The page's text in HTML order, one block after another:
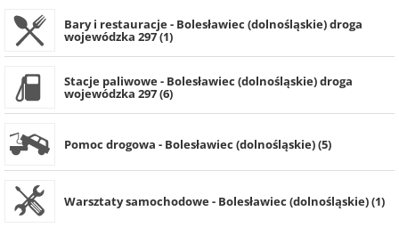
Bary i restauracje - Bolesławiec (dolnośląskie) droga
wojewódzka 297 (1)
Stacje paliwowe - Bolesławiec (dolnośląskie) droga
wojewódzka 297 (6)
Pomoc drogowa - Bolesławiec (dolnośląskie) (5)
Warsztaty samochodowe - Bolesławiec (dolnośląskie) (1)